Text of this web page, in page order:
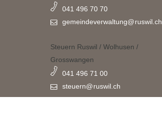
041 496 70 70
gemeindeverwaltung@ruswil.ch
Steuern Ruswil / Wolhusen /
Grosswangen
041 496 71 00
steuern@ruswil.ch